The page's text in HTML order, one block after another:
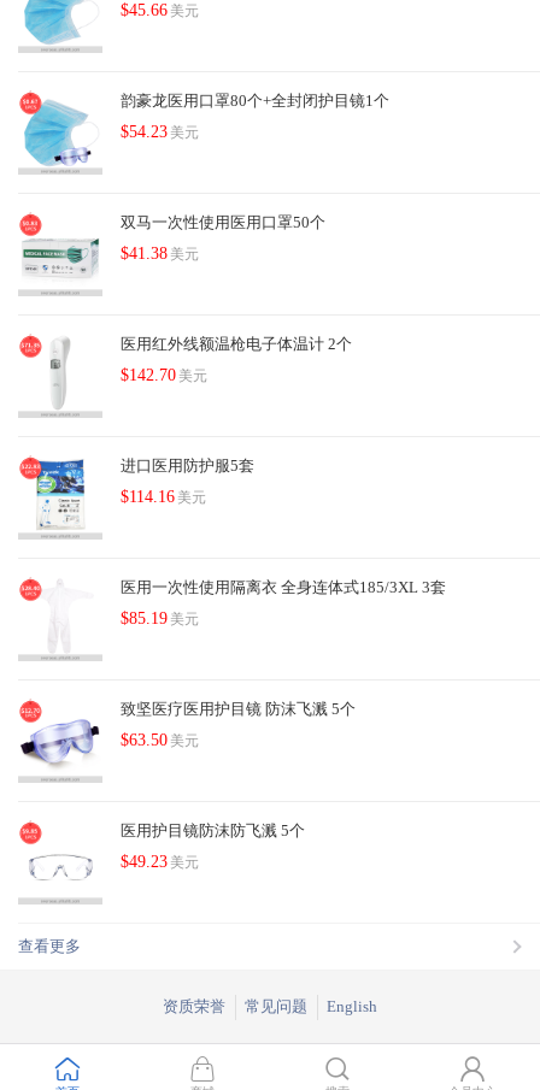
$45.66 美元
韵豪龙医用口罩80个+全封闭护目镜1个
$54.23 美元
双马一次性使用医用口罩50个
$41.38 美元
医用红外线额温枪电子体温计 2个
$142.70 美元
进口医用防护服5套
$114.16 美元
医用一次性使用隔离衣 全身连体式185/3XL 3套
$85.19 美元
致坚医疗医用护目镜 防沫飞溅 5个
$63.50 美元
医用护目镜防沫防飞溅 5个
$49.23 美元
查看更多
资质荣誉 常见问题 English